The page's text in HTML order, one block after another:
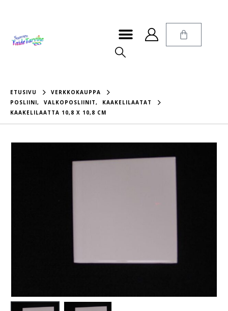
ETUSIVU
VERKKOKAUPPA
POSLIINI, VALKOPOSLIINIT,
KAAKELILAATAT
KAAKELILAATTA 10,8 X 10,8 CM